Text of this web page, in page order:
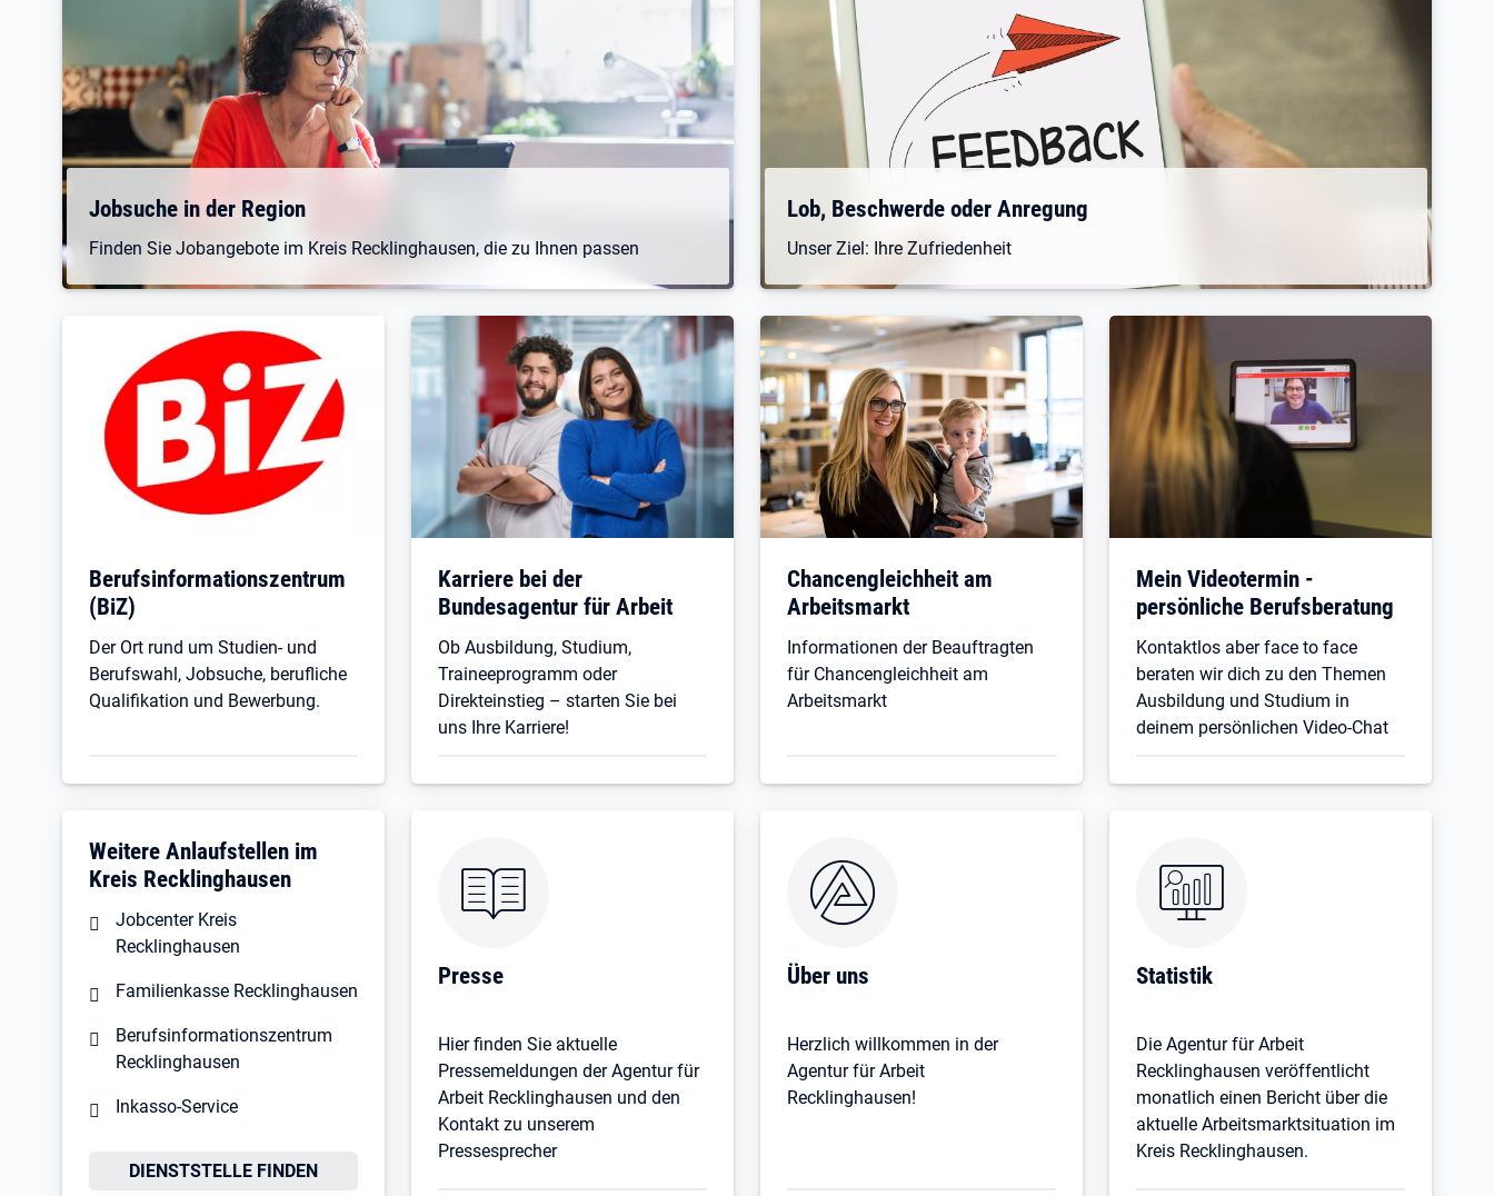
Jobsuche in der Region
Finden Sie Jobangebote im Kreis Recklinghausen, die zu Ihnen passen
Lob, Beschwerde oder Anregung
Unser Ziel: Ihre Zufriedenheit
Berufsinformationszentrum
(BiZ)
Der Ort rund um Studien- und
Berufswahl, Jobsuche, berufliche
Qualifikation und Bewerbung.
Karriere bei der
Bundesagentur für Arbeit
Ob Ausbildung, Studium,
Traineeprogramm oder
Direkteinstieg – starten Sie bei
uns Ihre Karriere!
Chancengleichheit am
Arbeitsmarkt
Informationen der Beauftragten
für Chancengleichheit am
Arbeitsmarkt
Mein Videotermin -
persönliche Berufsberatung
Kontaktlos aber face to face
beraten wir dich zu den Themen
Ausbildung und Studium in
deinem persönlichen Video-Chat
Weitere Anlaufstellen im
Kreis Recklinghausen
Jobcenter Kreis
Recklinghausen
Familienkasse Recklinghausen
Berufsinformationszentrum
Recklinghausen
Inkasso-Service
DIENSTSTELLE FINDEN
Presse
Hier finden Sie aktuelle
Pressemeldungen der Agentur für
Arbeit Recklinghausen und den
Kontakt zu unserem
Pressesprecher
Über uns
Herzlich willkommen in der
Agentur für Arbeit
Recklinghausen!
Statistik
Die Agentur für Arbeit
Recklinghausen veröffentlicht
monatlich einen Bericht über die
aktuelle Arbeitsmarktsituation im
Kreis Recklinghausen.